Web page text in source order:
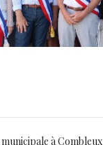
à Combleux